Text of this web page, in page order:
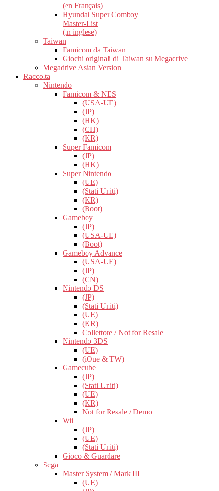
(en Français)
Hyundai Super Comboy
Master-List
(in inglese)
Taiwan
Famicom da Taiwan
Giochi originali di Taiwan su Megadrive
Megadrive Asian Version
Raccolta
Nintendo
Famicom & NES
(USA-UE)
(JP)
(HK)
(CH)
(KR)
Super Famicom
(JP)
(HK)
Super Nintendo
(UE)
(Stati Uniti)
(KR)
(Boot)
Gameboy
(JP)
(USA-UE)
(Boot)
Gameboy Advance
(USA-UE)
(JP)
(CN)
Nintendo DS
(JP)
(Stati Uniti)
(UE)
(KR)
Collettore / Not for Resale
Nintendo 3DS
(UE)
(iQue & TW)
Gamecube
(JP)
(Stati Uniti)
(UE)
(KR)
Not for Resale / Demo
Wii
(JP)
(UE)
(Stati Uniti)
Gioco & Guardare
Sega
Master System / Mark III
(UE)